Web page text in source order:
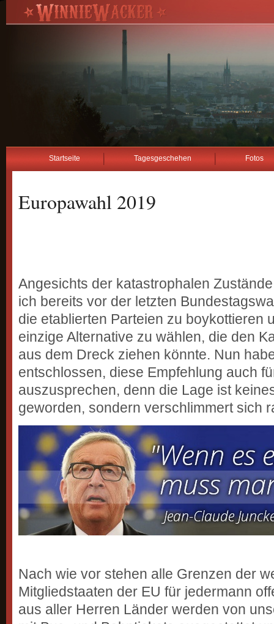
Startseite Tagesgeschehen Fotos
Europawahl 2019
Angesichts der katastrophalen
ich bereits vor der letzten
die etablierten Parteien zu boykottieren
einzige Alternative zu wählen, die den
aus dem Dreck ziehen könnte. Nun
entschlossen, diese Empfehlung auch
auszusprechen, denn die Lage ist
geworden, sondern verschlimmert sich
Nach wie vor stehen alle Grenzen der
Mitgliedstaaten der EU für jedermann
aus aller Herren Länder werden von